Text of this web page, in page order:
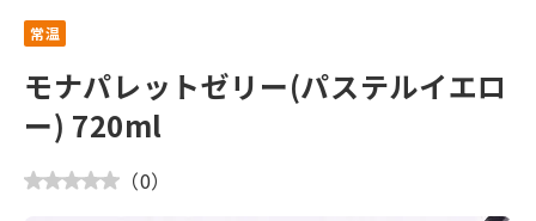
常温
モナパレットゼリー(パステルイエロ
ー) 720ml
（0）